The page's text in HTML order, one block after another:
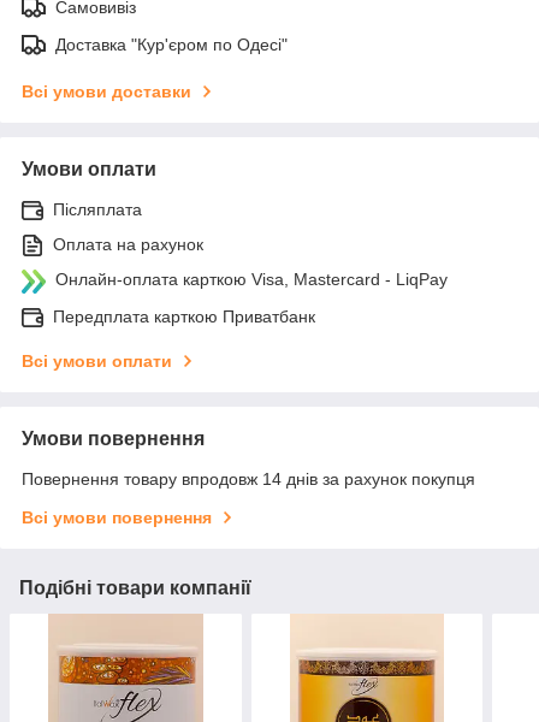
Самовивіз
Доставка "Кур'єром по Одесі"
Всі умови доставки
Умови оплати
Післяплата
Оплата на рахунок
Онлайн-оплата карткою Visa, Mastercard - LiqPay
Передплата карткою Приватбанк
Всі умови оплати
Умови повернення
Повернення товару впродовж 14 днів за рахунок покупця
Всі умови повернення
Подібні товари компанії